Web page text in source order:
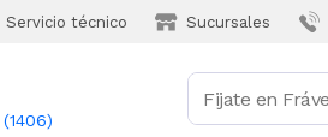
Servicio técnico Sucursales
(1406)